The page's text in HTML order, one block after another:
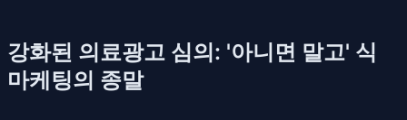
강화된 의료광고 심의: '아니면 말고' 식
마케팅의 종말